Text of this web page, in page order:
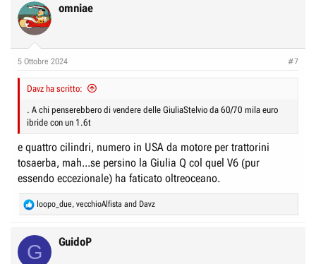
c
t
i
s
omniae
5 Ottobre 2024 #7
Davz ha scritto:
. A chi penserebbero di vendere delle GiuliaStelvio da 60/70 mila euro
ibride con un 1.6t
e quattro cilindri, numero in USA da motore per trattorini
tosaerba, mah...se persino la Giulia Q col quel V6 (pur
essendo eccezionale) ha faticato oltreoceano.
R
e
t
loopo_due, vecchioAlfista and Davz
G GuidoP